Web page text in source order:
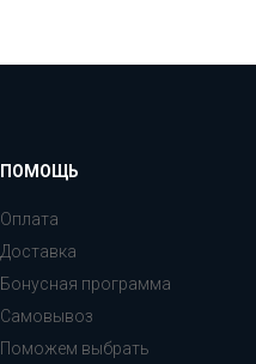
ПОМОЩЬ
Оплата
Доставка
Бонусная программа
Самовывоз
Поможем выбрать